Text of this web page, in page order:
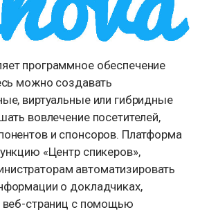
программное обеспечение
можно создавать
виртуальные или гибридные
вовлечение посетителей,
и спонсоров. Платформа
«Центр спикеров»,
автоматизировать
о докладчиках,
веб-страниц с помощью